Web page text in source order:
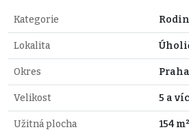
Kategorie
Lokalita
Okres
Velikost 5 a
Užitná plocha 154 m²